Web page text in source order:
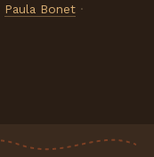
Paula Bonet ·